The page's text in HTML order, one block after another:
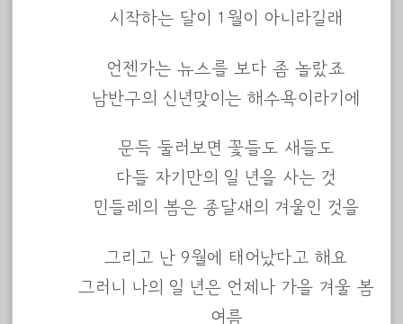
시작하는 달이 1월이 아니라길래
언젠가는 뉴스를 보다 좀 놀랐죠
남반구의 신년맞이는 해수욕이라기에
문득 둘러보면 꽃들도 새들도
다들 자기만의 일 년을 사는 것
민들레의 봄은 종달새의 겨울인 것을
그리고 난 9월에 태어났다고 해요
그러니 나의 일 년은 언제나 가을 겨울 봄
여름